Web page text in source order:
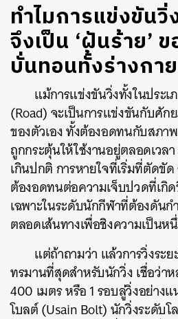
ทำไมการแข่งขันวิ่
จึงเป็น ‘ฝันร้าย’
บั่นทอนทั้งร่างกา
แม้การแข่งขันวิ่งทั้งในประ
(Road) จะเป็นการแข่งขันกับศัก
ของตัวเอง ทั้งต้องอดทนกับสภา
ถูกกระตุ้นให้ใช้งานอยู่ตลอดเวล
เกินปกติ การหายใจที่เริ่มที่ตัดขั
ต้องอดทนต่อความเจ็บปวดที่เกิด
เฉพาะในระดับนักกีฬาที่ต้องดัน
ตลอดเส้นทางเพื่อชิงความเป็นห
แต่ถ้าถามว่า แล้วการวิ่งระ
ทรมานที่สุดสำหรับนักวิ่ง เชื่อว่า
400 เมตร หรือ 1 รอบลู่วิ่งอย่าง
โบลต์ (Usain Bolt) นักวิ่งระดับโ